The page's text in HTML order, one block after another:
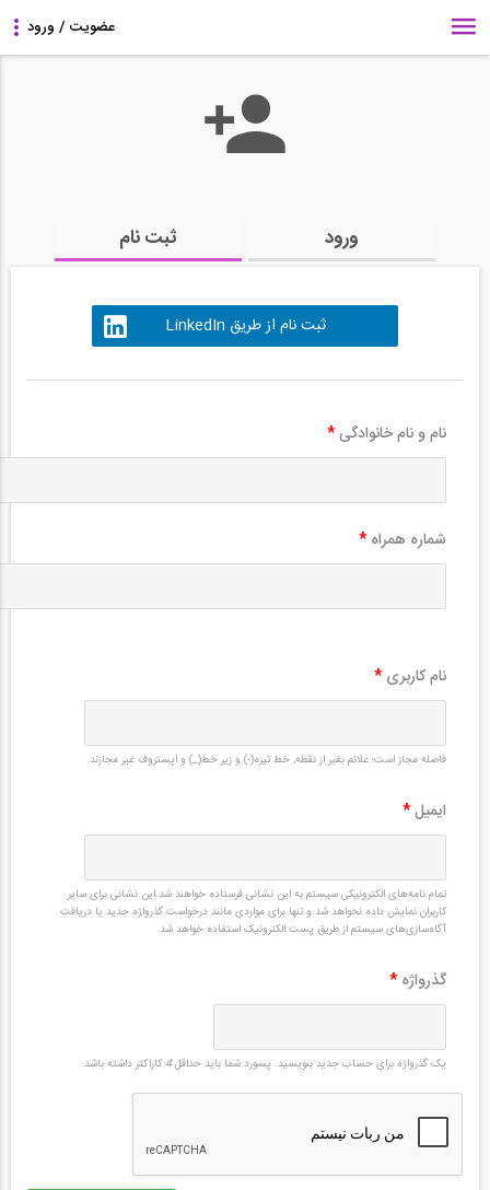
ورود ثبت نام
ثبت نام از طریق LinkedIn
نام و نام خانوادگی*
شماره همراه *
نام کاربری *
فاصله مجاز است؛ علائم بغیر از نقطه, خط تیره(-) و زیر خط(_) و اپستروف غیر مجازند.
ایمیل*
تمام نامه‌های الکترونیکی سیستم به این نشانی فرستاده خواهند شد.این نشانی برای سایر
کاربران نمایش داده نخواهد شد و تنها برای مواردی مانند درخواست گذرواژه جدید یا دریافت
آگاه‌سازی‌های سیستم از طریق پست الکترونیک استفاده خواهد شد.
گذرواژه *
یک گذرواژه برای حساب جدید بنویسید. پسورد شما باید حداقل4 کاراکتر داشته باشد.